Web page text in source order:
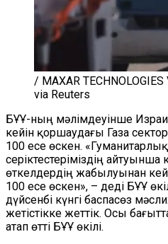
/ MAXAR
via Reuters
БҰҰ-ның мәлімдеуінше
кейін қоршаудағы Газа
100 есе өскен.
серіктестеріміздің
өткелдердің жабылуынан
100 есе өскен», – деді БҰҰ
дүйсенбі күнгі баспасөз
жетістікке жеттік. Осы
атап өтті БҰҰ өкілі.